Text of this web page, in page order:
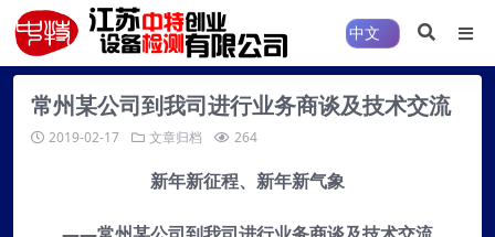
常州某公司到我司进行业务商谈及技术交流
2019-02-17 文章归档 264
新年新征程、新年新气象